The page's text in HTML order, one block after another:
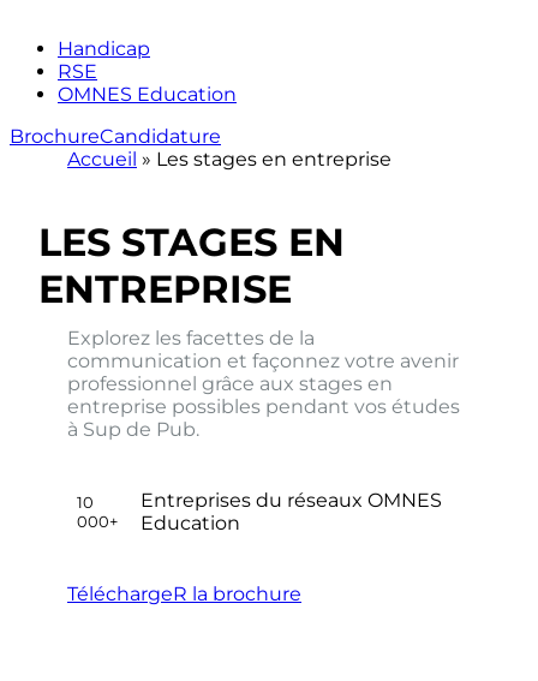
Handicap
RSE
OMNES Education
BrochureCandidature
Accueil » Les stages en entreprise
LES STAGES EN
ENTREPRISE
Explorez les facettes de la
communication et façonnez votre avenir
professionnel grâce aux stages en
entreprise possibles pendant vos études
à Sup de Pub.
10
000+
Entreprises du réseaux OMNES
Education
TéléchargeR la brochure